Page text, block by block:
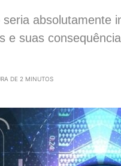
absolutamente
e suas
DE 2 MINUTOS